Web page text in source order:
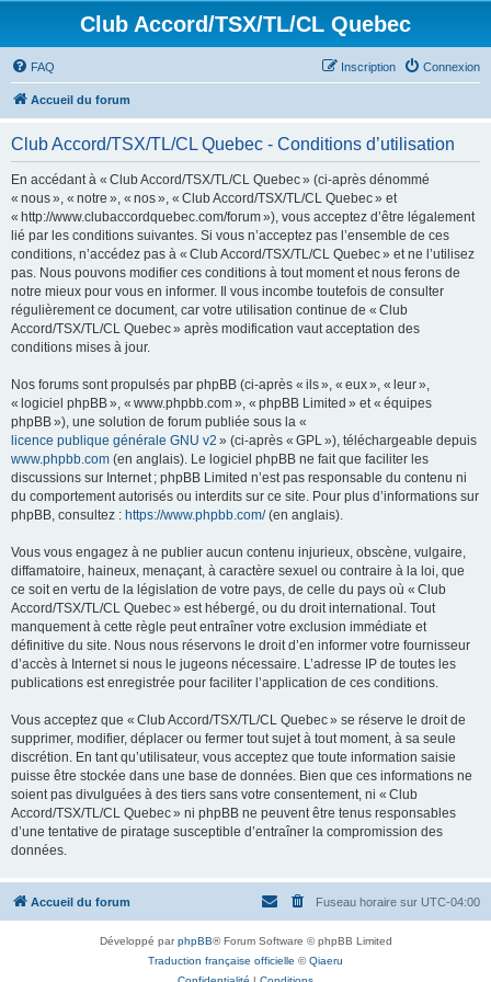
Club Accord/TSX/TL/CL Quebec
FAQ Connexion
Inscription
Accueil du forum
Club Accord/TSX/TL/CL Quebec - Conditions d’utilisation
En accédant à « Club Accord/TSX/TL/CL Quebec » (ci-après dénommé
« nous », « notre », « nos », « Club Accord/TSX/TL/CL Quebec » et
« http://www.clubaccordquebec.com/forum »), vous acceptez d’être légalement
lié par les conditions suivantes. Si vous n’acceptez pas l’ensemble de ces
conditions, n’accédez pas à « Club Accord/TSX/TL/CL Quebec » et ne l’utilisez
pas. Nous pouvons modifier ces conditions à tout moment et nous ferons de
notre mieux pour vous en informer. Il vous incombe toutefois de consulter
régulièrement ce document, car votre utilisation continue de « Club
Accord/TSX/TL/CL Quebec » après modification vaut acceptation des
conditions mises à jour.
Nos forums sont propulsés par phpBB (ci-après « ils », « eux », « leur »,
« logiciel phpBB », « www.phpbb.com », « phpBB Limited » et « équipes
phpBB »), une solution de forum publiée sous la «
licence publique générale GNU v2 » (ci-après « GPL »), téléchargeable depuis
www.phpbb.com (en anglais). Le logiciel phpBB ne fait que faciliter les
discussions sur Internet ; phpBB Limited n’est pas responsable du contenu ni
du comportement autorisés ou interdits sur ce site. Pour plus d’informations sur
phpBB, consultez : https://www.phpbb.com/(en anglais).
Vous vous engagez à ne publier aucun contenu injurieux, obscène, vulgaire,
diffamatoire, haineux, menaçant, à caractère sexuel ou contraire à la loi, que
ce soit en vertu de la législation de votre pays, de celle du pays où « Club
Accord/TSX/TL/CL Quebec » est hébergé, ou du droit international. Tout
manquement à cette règle peut entraîner votre exclusion immédiate et
définitive du site. Nous nous réservons le droit d’en informer votre fournisseur
d’accès à Internet si nous le jugeons nécessaire. L’adresse IP de toutes les
publications est enregistrée pour faciliter l’application de ces conditions.
Vous acceptez que « Club Accord/TSX/TL/CL Quebec » se réserve le droit de
supprimer, modifier, déplacer ou fermer tout sujet à tout moment, à sa seule
discrétion. En tant qu’utilisateur, vous acceptez que toute information saisie
puisse être stockée dans une base de données. Bien que ces informations ne
soient pas divulguées à des tiers sans votre consentement, ni « Club
Accord/TSX/TL/CL Quebec » ni phpBB ne peuvent être tenus responsables
d’une tentative de piratage susceptible d’entraîner la compromission des
données.
Accueil du forum Fuseau horaire sur UTC-04:00
Développé parphpBB® Forum Software © phpBB Limited
Traduction française officielle ©Qiaeru